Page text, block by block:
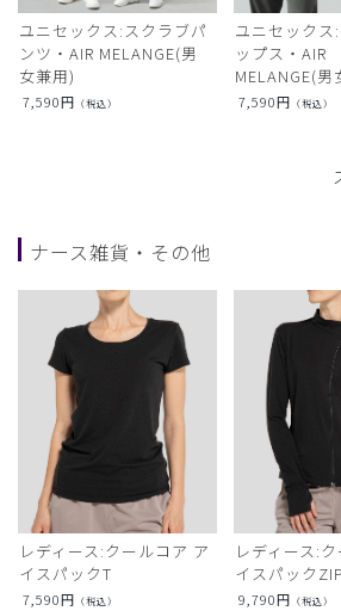
ユニセックス:スクラブパ
ンツ・AIR MELANGE(男
女兼用)
7,590円 （税込）
ユニセックス
ップス・AIR
MELANGE(男
7,590円 （税込）
ナース雑貨・その他
レディース:クールコア ア
イスパックT
7,590円 （税込）
レディース:
イスパック
9,790円 （税込）